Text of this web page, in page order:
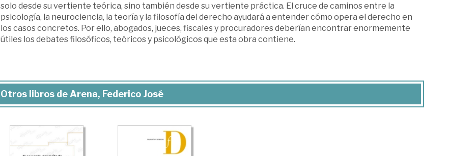
solo desde su vertiente teórica, sino también desde su vertiente práctica. El cruce de caminos entre la
psicología, la neurociencia, la teoría y la filosofía del derecho ayudará a entender cómo opera el derecho en
los casos concretos. Por ello, abogados, jueces, fiscales y procuradores deberían encontrar enormemente
útiles los debates filosóficos, teóricos y psicológicos que esta obra contiene.
Otros libros de Arena, Federico José